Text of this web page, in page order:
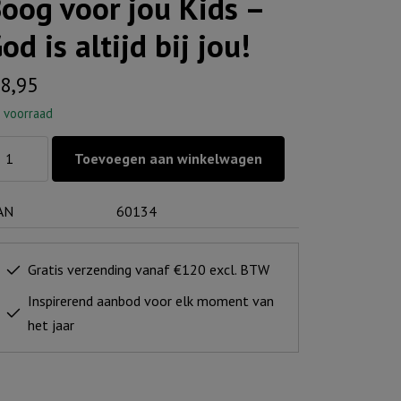
is altijd bij jou!
voorraad
Toevoegen aan winkelwagen
60134
Gratis verzending vanaf €120 excl. BTW
Inspirerend aanbod voor elk moment van
het jaar